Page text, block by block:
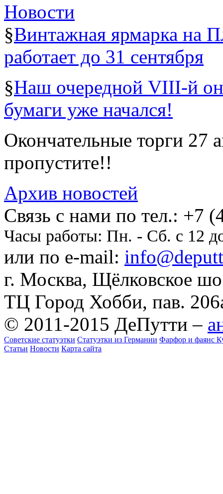
Новости
§Винтажная ярмарка на
работает до 31 сентября
§Наш очередной VIII-й
бумаги уже начался!
Окончательные торги 27
пропустите!!
Архив новостей
Cвязь с нами по тел.: +7
Часы работы: Пн. - Сб. с 12
или по e-mail:
г. Москва, Щёлковское
ТЦ Город Хобби, пав.
© 2011-2015 ДеПутти –
Советские статуэтки Статуэтки из Германии Фарфор и фаянс
Статьи Новости Карта сайта